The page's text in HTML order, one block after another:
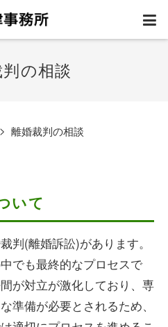
の相談
離婚裁判の相談
いて
判(離婚訴訟)があります。
でも最終的なプロセスで
が対立が激化しており、専
準備が必要とされるため、
費用